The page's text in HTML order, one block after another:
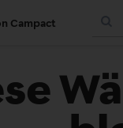
Campact